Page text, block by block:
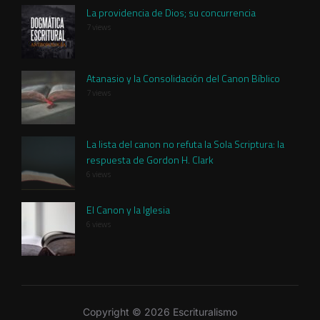
La providencia de Dios; su concurrencia
7 views
Atanasio y la Consolidación del Canon Bíblico
7 views
La lista del canon no refuta la Sola Scriptura: la
respuesta de Gordon H. Clark
6 views
El Canon y la Iglesia
6 views
Copyright © 2026 Escrituralismo